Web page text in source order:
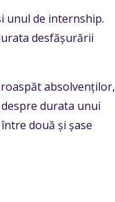
unul de internship.
desfășurării
absolvenților,
durata unui
două și șase